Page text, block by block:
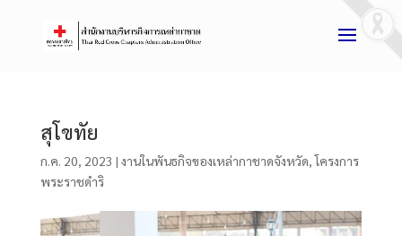
สุโขทัย
ก.ค. 20, 2023 | งานในพันธกิจของเหล่ากาชาดจังหวัด,โครงการ
พระราชดำริ